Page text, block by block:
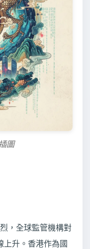
圖
，全球監管機構對
上升。香港作為國